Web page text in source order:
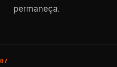
permaneça.